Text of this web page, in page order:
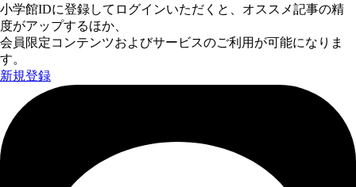
小学館IDに登録してログインいただくと、オススメ記事の精
度がアップするほか、
会員限定コンテンツおよびサービスのご利用が可能になりま
す。
新規登録